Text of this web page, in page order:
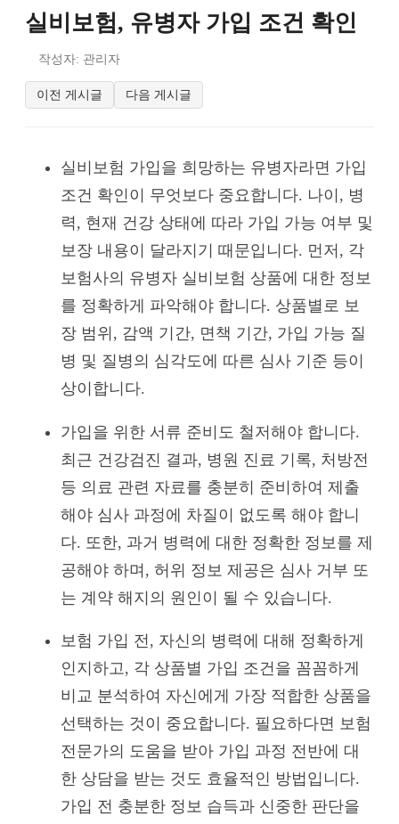
실비보험, 유병자 가입 조건 확인
작성자: 관리자
이전 게시글 다음 게시글
실비보험 가입을 희망하는 유병자라면 가입
조건 확인이 무엇보다 중요합니다. 나이, 병
력, 현재 건강 상태에 따라 가입 가능 여부 및
보장 내용이 달라지기 때문입니다. 먼저, 각
보험사의 유병자 실비보험 상품에 대한 정보
를 정확하게 파악해야 합니다. 상품별로 보
장 범위, 감액 기간, 면책 기간, 가입 가능 질
병 및 질병의 심각도에 따른 심사 기준 등이
상이합니다.
가입을 위한 서류 준비도 철저해야 합니다.
최근 건강검진 결과, 병원 진료 기록, 처방전
등 의료 관련 자료를 충분히 준비하여 제출
해야 심사 과정에 차질이 없도록 해야 합니
다. 또한, 과거 병력에 대한 정확한 정보를 제
공해야 하며, 허위 정보 제공은 심사 거부 또
는 계약 해지의 원인이 될 수 있습니다.
보험 가입 전, 자신의 병력에 대해 정확하게
인지하고, 각 상품별 가입 조건을 꼼꼼하게
비교 분석하여 자신에게 가장 적합한 상품을
선택하는 것이 중요합니다. 필요하다면 보험
전문가의 도움을 받아 가입 과정 전반에 대
한 상담을 받는 것도 효율적인 방법입니다.
가입 전 충분한 정보 습득과 신중한 판단을